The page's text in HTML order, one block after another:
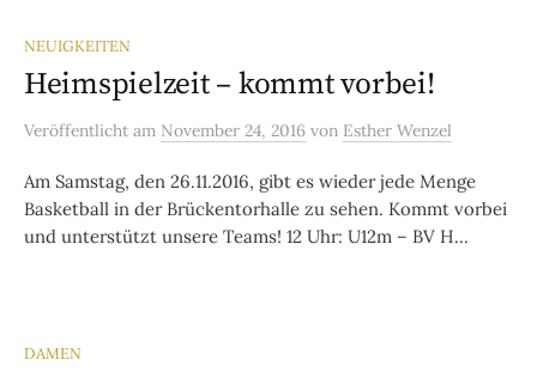
NEUIGKEITEN
Heimspielzeit – kommt vorbei!
Veröffentlicht am November 24, 2016 von Esther Wenzel
Am Samstag, den 26.11.2016, gibt es wieder jede Menge
Basketball in der Brückentorhalle zu sehen. Kommt vorbei
und unterstützt unsere Teams! 12 Uhr: U12m – BV H...
DAMEN